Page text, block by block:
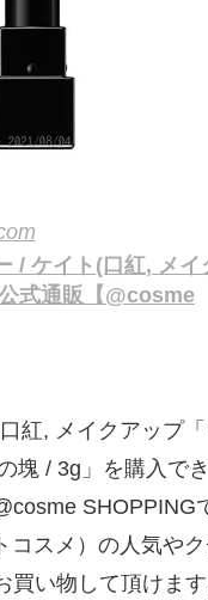
/ ケイト(口紅, メ
式通販【@cosme
紅, メイクアップ
塊 / 3g」を購入で
SHOPPING
コスメ）の人気や
買い物して頂けます